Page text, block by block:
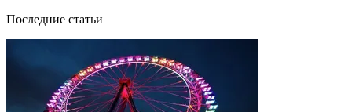
Последние статьи